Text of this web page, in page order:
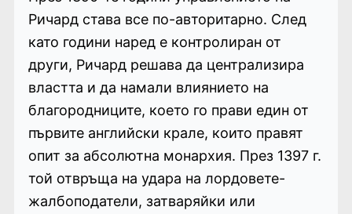
Ричард става все по-авторитарно. След
като години наред е контролиран от
други, Ричард решава да централизира
властта и да намали влиянието на
благородниците, което го прави един от
първите английски крале, които правят
опит за абсолютна монархия. През 1397 г.
той отвръща на удара на лордовете-
жалбоподатели, затваряйки или